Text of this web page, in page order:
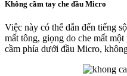
Không cầm tay che đầu Micro
Việc này có thể dẫn đến tiếng
mất tông, giọng do che mất
cầm phía dưới đầu Micro,